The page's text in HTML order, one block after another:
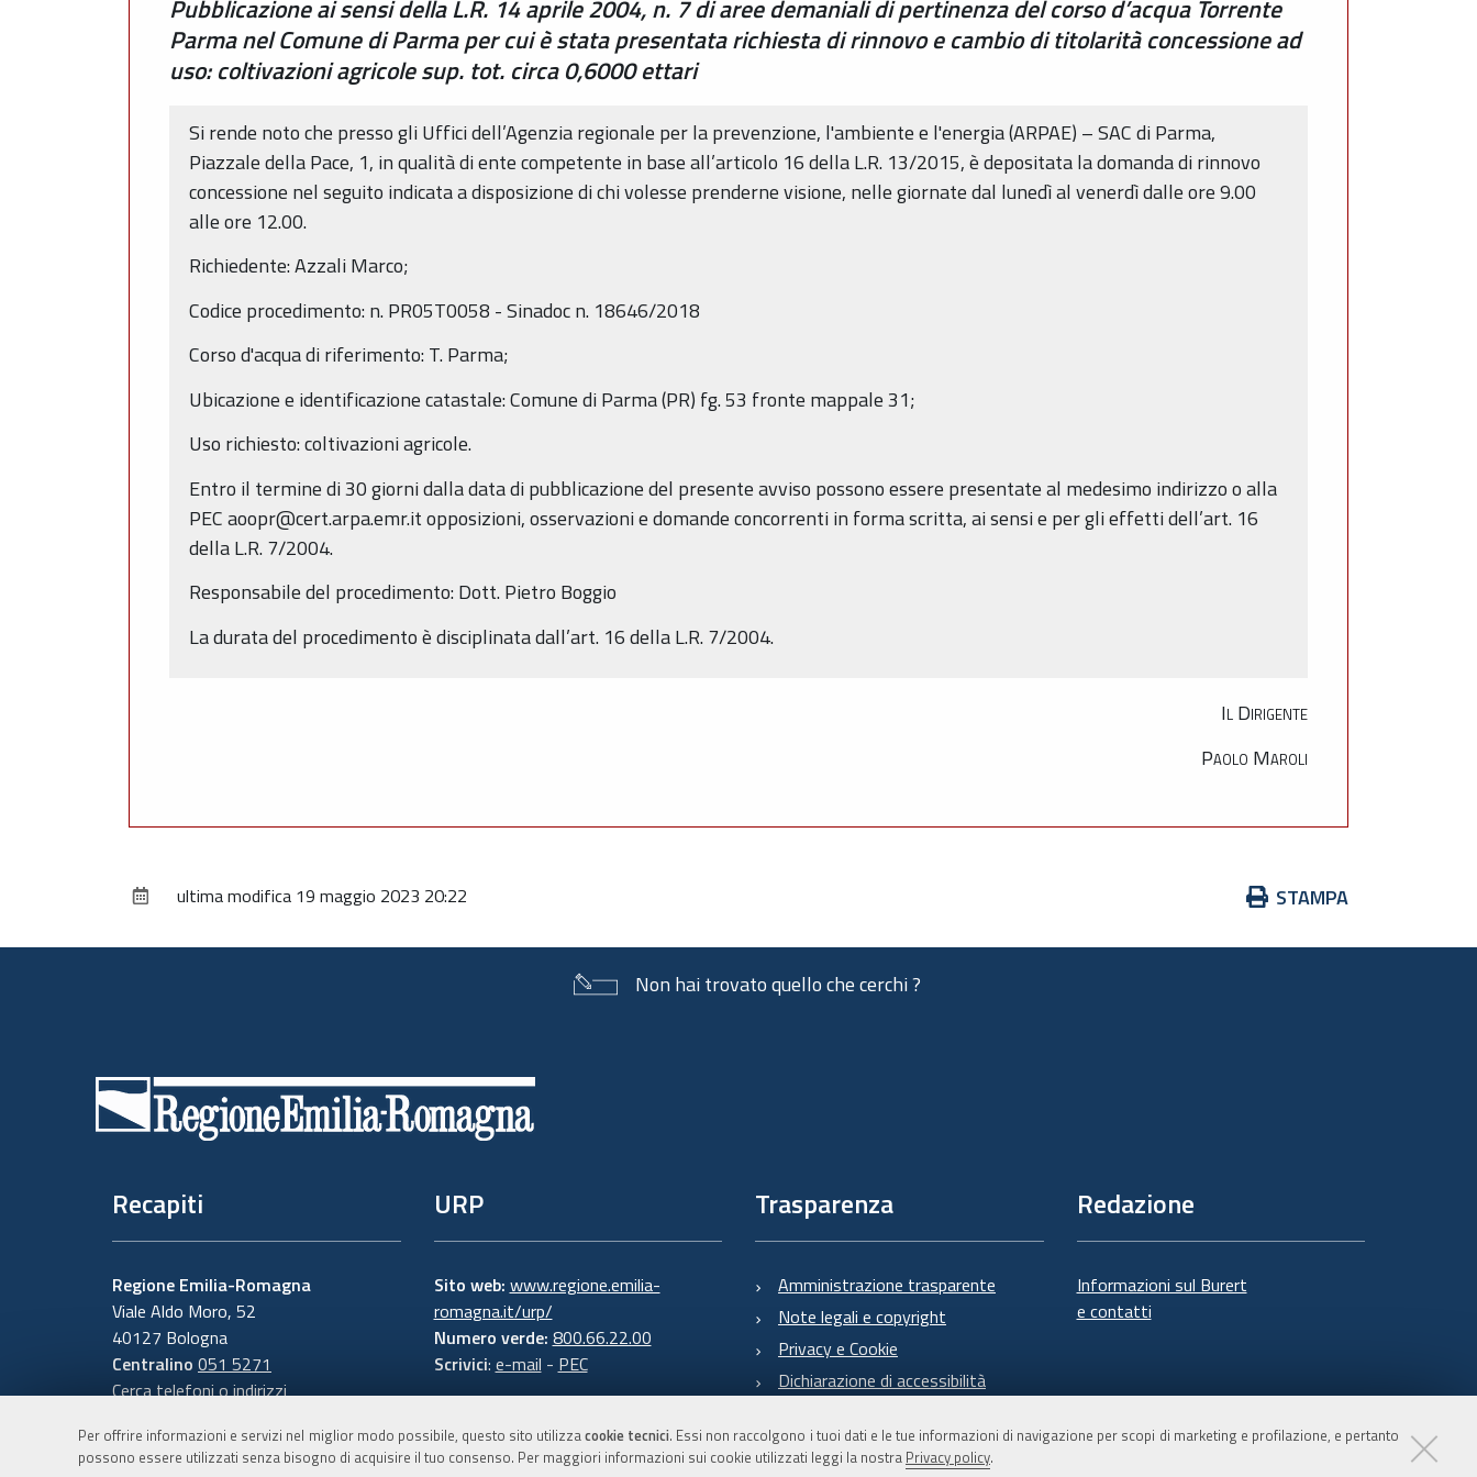
Per offrire informazioni e servizi nel miglior modo possibile, questo sito utilizzacookie tecnici. Essi non raccolgono i tuoi dati e le tue informazioni di navigazione per scopi di marketing e profilazione, e pertanto
possono essere utilizzati senza bisogno di acquisire il tuo consenso. Per maggiori informazioni sui cookie utilizzati leggi la nostra Privacy policy.
Pubblicazione ai sensi della L.R. 14 aprile 2004, n. 7 di aree demaniali di pertinenza del corso d’acqua Torrente
Parma nel Comune di Parma per cui è stata presentata richiesta di rinnovo e cambio di titolarità concessione ad
uso: coltivazioni agricole sup. tot. circa 0,6000 ettari
Si rende noto che presso gli Uffici dell’Agenzia regionale per la prevenzione, l'ambiente e l'energia (ARPAE) – SAC di Parma,
Piazzale della Pace, 1, in qualità di ente competente in base all’articolo 16 della L.R. 13/2015, è depositata la domanda di rinnovo
concessione nel seguito indicata a disposizione di chi volesse prenderne visione, nelle giornate dal lunedì al venerdì dalle ore 9.00
alle ore 12.00.
Richiedente: Azzali Marco;
Codice procedimento: n. PR05T0058 - Sinadoc n. 18646/2018
Corso d'acqua di riferimento: T. Parma;
Ubicazione e identificazione catastale: Comune di Parma (PR) fg. 53 fronte mappale 31;
Uso richiesto: coltivazioni agricole.
Entro il termine di 30 giorni dalla data di pubblicazione del presente avviso possono essere presentate al medesimo indirizzo o alla
PEC aoopr@cert.arpa.emr.it opposizioni, osservazioni e domande concorrenti in forma scritta, ai sensi e per gli effetti dell’art. 16
della L.R. 7/2004.
Responsabile del procedimento: Dott. Pietro Boggio
La durata del procedimento è disciplinata dall’art. 16 della L.R. 7/2004.
Il Dirigente
Paolo Maroli
Azioni
documento
STAMPA
ultima modifica 19 maggio 2023 20:22
Non hai trovato quello che cerchi ?
Recapiti
Regione Emilia-Romagna
Viale Aldo Moro, 52
40127 Bologna
Centralino 051 5271
Cerca telefoni o indirizzi
URP
Sito web: www.regione.emilia-
romagna.it/urp/
Numero verde: 800.66.22.00
Scrivici: e-mail - PEC
Trasparenza
Amministrazione trasparente
Note legali e copyright
Privacy e Cookie
Dichiarazione di accessibilità
Redazione
Informazioni sul Burert
e contatti